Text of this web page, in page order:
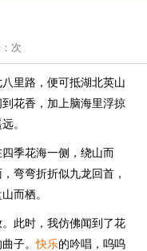
次
里路，便可抵湖北英山
花香，加上脑海里浮掠
。
季花海一侧，绕山而
弯弯折折似九龙回首，
而栖。
此时，我仿佛闻到了花
子。快乐的吟唱，呜呜